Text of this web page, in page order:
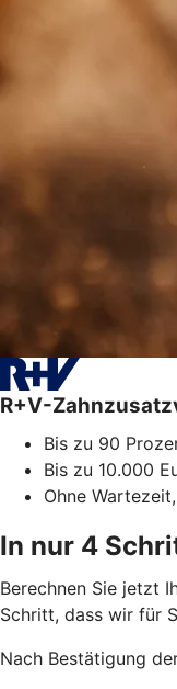
R+V-
Bis zu 90
Bis zu 10.000
Ohne
In nur 4
Berechnen Sie jetzt
Schritt, dass wir für
Nach Bestätigung